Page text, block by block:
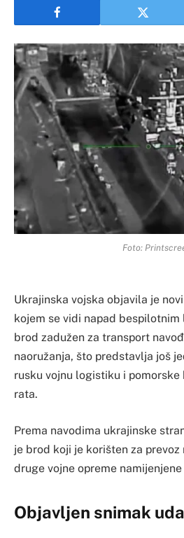
Foto:
Ukrajinska vojska objavila je
kojem se vidi napad
brod zadužen za transport
naoružanja, što predstavlja još
rusku vojnu logistiku i
rata.
Prema navodima ukrajinske
je brod koji je korišten za
druge vojne opreme
Objavljen snimak